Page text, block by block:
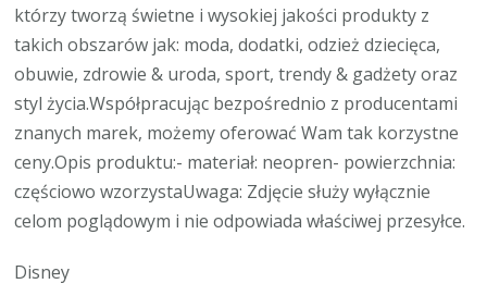
którzy tworzą świetne i wysokiej jakości produkty z
takich obszarów jak: moda, dodatki, odzież dziecięca,
obuwie, zdrowie & uroda, sport, trendy & gadżety oraz
styl życia.Współpracując bezpośrednio z producentami
znanych marek, możemy oferować Wam tak korzystne
ceny.Opis produktu:- materiał: neopren- powierzchnia:
częściowo wzorzystaUwaga: Zdjęcie służy wyłącznie
celom poglądowym i nie odpowiada właściwej przesyłce.
Disney